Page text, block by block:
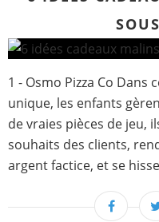
1 - Osmo Pizza Co Dans
unique, les enfants
de vraies pièces de jeu,
souhaits des clients,
argent factice, et se